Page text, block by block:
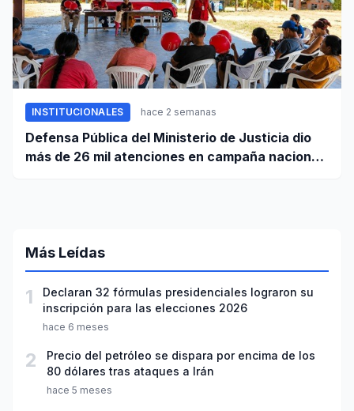
INSTITUCIONALES hace 2 semanas
Defensa Pública del Ministerio de Justicia dio
más de 26 mil atenciones en campaña nacional
Más Leídas
1
Declaran 32 fórmulas presidenciales lograron su
inscripción para las elecciones 2026
hace 6 meses
2
Precio del petróleo se dispara por encima de los
80 dólares tras ataques a Irán
hace 5 meses